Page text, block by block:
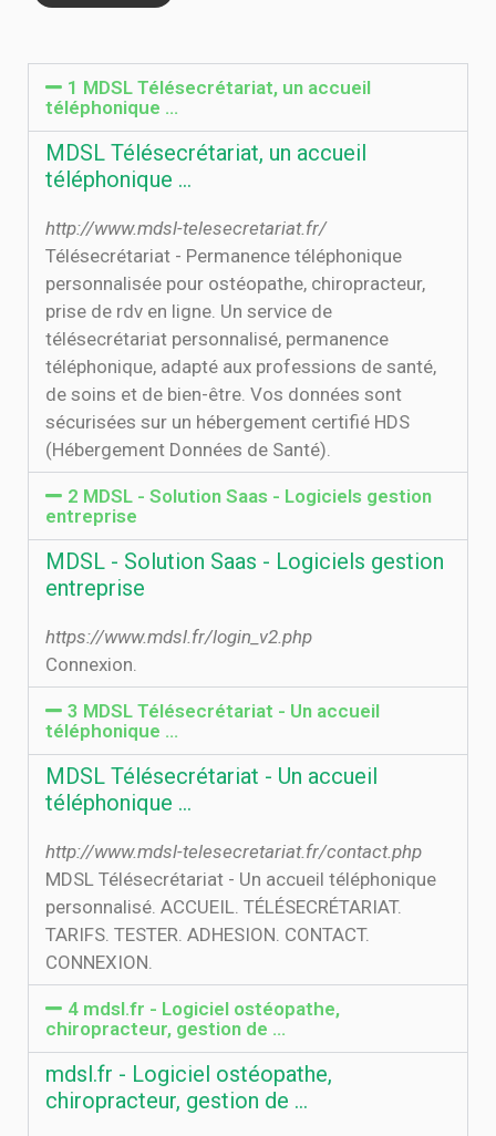
1 MDSL Télésecrétariat, un accueil
téléphonique …
MDSL Télésecrétariat, un accueil
téléphonique …
http://www.mdsl-telesecretariat.fr/
Télésecrétariat - Permanence téléphonique
personnalisée pour ostéopathe, chiropracteur,
prise de rdv en ligne. Un service de
télésecrétariat personnalisé, permanence
téléphonique, adapté aux professions de santé,
de soins et de bien-être. Vos données sont
sécurisées sur un hébergement certifié HDS
(Hébergement Données de Santé).
2 MDSL - Solution Saas - Logiciels gestion
entreprise
MDSL - Solution Saas - Logiciels gestion
entreprise
https://www.mdsl.fr/login_v2.php
Connexion.
3 MDSL Télésecrétariat - Un accueil
téléphonique …
MDSL Télésecrétariat - Un accueil
téléphonique …
http://www.mdsl-telesecretariat.fr/contact.php
MDSL Télésecrétariat - Un accueil téléphonique
personnalisé. ACCUEIL. TÉLÉSECRÉTARIAT.
TARIFS. TESTER. ADHESION. CONTACT.
CONNEXION.
4 mdsl.fr - Logiciel ostéopathe,
chiropracteur, gestion de ...
mdsl.fr - Logiciel ostéopathe,
chiropracteur, gestion de ...